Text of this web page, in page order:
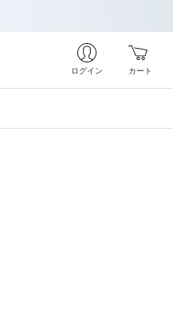
ログイン カート